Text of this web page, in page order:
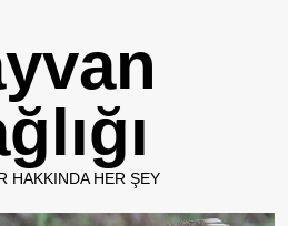
HAKKINDA HER ŞEY